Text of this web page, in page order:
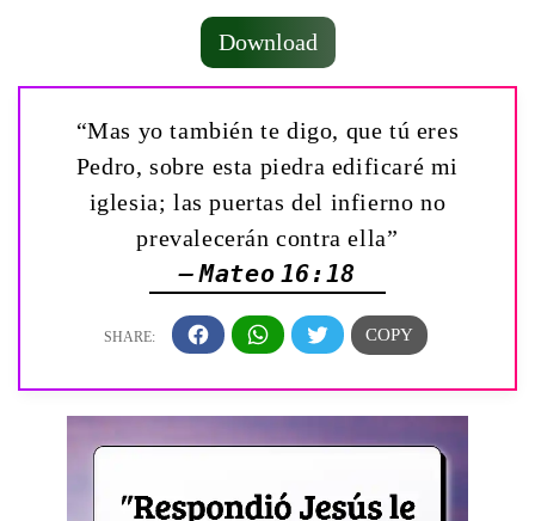
Download
“Mas yo también te digo, que tú eres
Pedro, sobre esta piedra edificaré mi
iglesia; las puertas del infierno no
prevalecerán contra ella”
— Mateo 16:18